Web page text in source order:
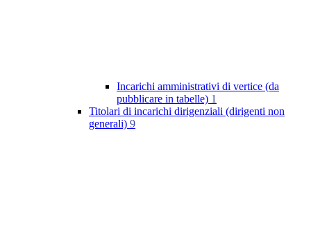
Incarichi amministrativi di vertice (da
pubblicare in tabelle) 1
Titolari di incarichi dirigenziali (dirigenti non
generali) 9